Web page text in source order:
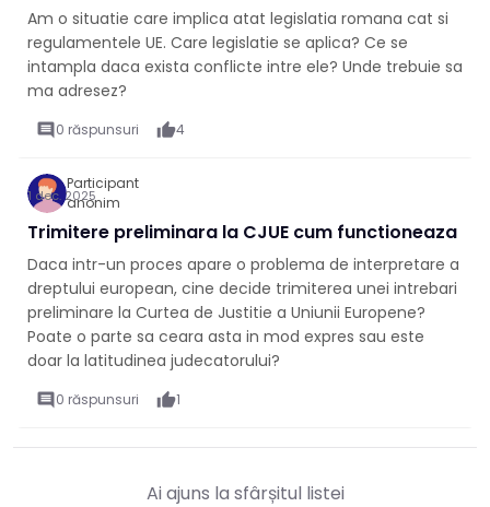
Am o situatie care implica atat legislatia romana cat si
regulamentele UE. Care legislatie se aplica? Ce se
intampla daca exista conflicte intre ele? Unde trebuie sa
ma adresez?
comment 0 răspunsuri thumb_up4
Participant
anonim
1 dec. 2025
Trimitere preliminara la CJUE cum functioneaza
Daca intr-un proces apare o problema de interpretare a
dreptului european, cine decide trimiterea unei intrebari
preliminare la Curtea de Justitie a Uniunii Europene?
Poate o parte sa ceara asta in mod expres sau este
doar la latitudinea judecatorului?
comment 0 răspunsuri thumb_up1
Ai ajuns la sfârșitul listei